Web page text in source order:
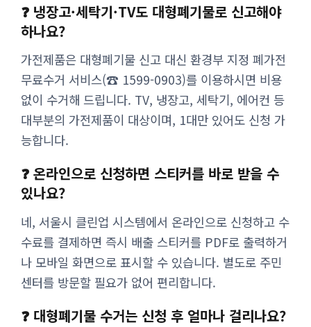
❓ 냉장고·세탁기·TV도 대형폐기물로 신고해야
하나요?
가전제품은 대형폐기물 신고 대신 환경부 지정 폐가전
무료수거 서비스(☎ 1599-0903)를 이용하시면 비용
없이 수거해 드립니다. TV, 냉장고, 세탁기, 에어컨 등
대부분의 가전제품이 대상이며, 1대만 있어도 신청 가
능합니다.
❓ 온라인으로 신청하면 스티커를 바로 받을 수
있나요?
네, 서울시 클린업 시스템에서 온라인으로 신청하고 수
수료를 결제하면 즉시 배출 스티커를 PDF로 출력하거
나 모바일 화면으로 표시할 수 있습니다. 별도로 주민
센터를 방문할 필요가 없어 편리합니다.
❓ 대형폐기물 수거는 신청 후 얼마나 걸리나요?